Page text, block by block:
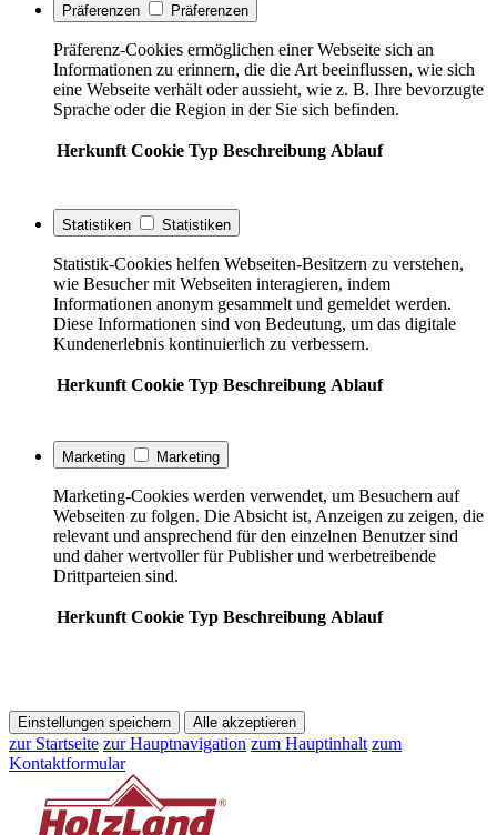
Präferenzen Präferenzen
Präferenz-Cookies ermöglichen einer Webseite sich an
Informationen zu erinnern, die die Art beeinflussen, wie sich
eine Webseite verhält oder aussieht, wie z. B. Ihre bevorzugte
Sprache oder die Region in der Sie sich befinden.
Herkunft Cookie Typ Beschreibung Ablauf
Statistiken Statistiken
Statistik-Cookies helfen Webseiten-Besitzern zu verstehen,
wie Besucher mit Webseiten interagieren, indem
Informationen anonym gesammelt und gemeldet werden.
Diese Informationen sind von Bedeutung, um das digitale
Kundenerlebnis kontinuierlich zu verbessern.
Herkunft Cookie Typ Beschreibung Ablauf
Marketing Marketing
Marketing-Cookies werden verwendet, um Besuchern auf
Webseiten zu folgen. Die Absicht ist, Anzeigen zu zeigen, die
relevant und ansprechend für den einzelnen Benutzer sind
und daher wertvoller für Publisher und werbetreibende
Drittparteien sind.
Herkunft Cookie Typ Beschreibung Ablauf
Einstellungen speichern Alle akzeptieren
zur Startseite zur Hauptnavigation zum Hauptinhalt zum
Kontaktformular